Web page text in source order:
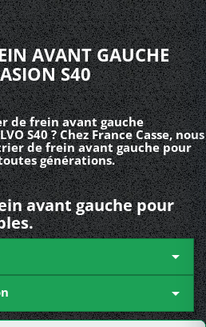
AVANT GAUCHE
S40
de frein avant gauche
S40 ? Chez France Casse, nous
de frein avant gauche pour
générations.
avant gauche pour

